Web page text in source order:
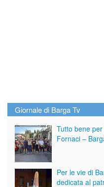
Giornale di Barga Tv
Tutto bene
Fornaci –
Per le vie di
dedicata al